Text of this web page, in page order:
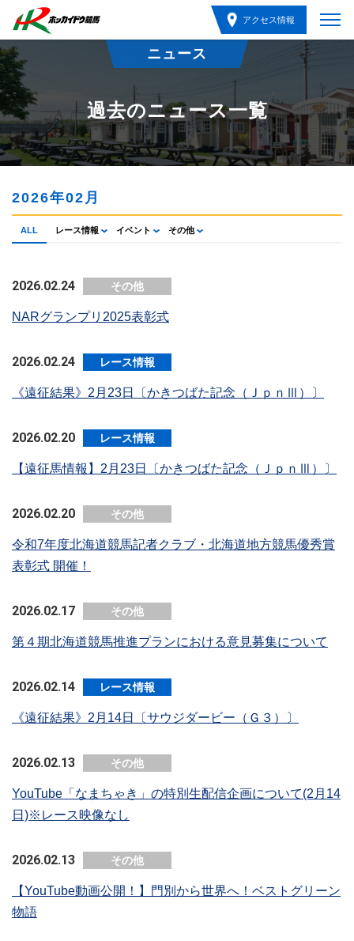
アクセス情報
ニュース
過去のニュース一覧
2026年02月
ALL レース情報 イベント その他
2026.02.24 その他
NARグランプリ2025表彰式
2026.02.24 レース情報
《遠征結果》2月23日〔かきつばた記念（ＪｐｎⅢ）〕
2026.02.20 レース情報
【遠征馬情報】2月23日〔かきつばた記念（ＪｐｎⅢ）〕
2026.02.20 その他
令和7年度北海道競馬記者クラブ・北海道地方競馬優秀賞
表彰式 開催！
2026.02.17 その他
第４期北海道競馬推進プランにおける意見募集について
2026.02.14 レース情報
《遠征結果》2月14日〔サウジダービー（Ｇ３）〕
2026.02.13 その他
YouTube「なまちゃき」の特別生配信企画について(2月14
日)※レース映像なし
2026.02.13 その他
【YouTube動画公開！】門別から世界へ！ベストグリーン
物語